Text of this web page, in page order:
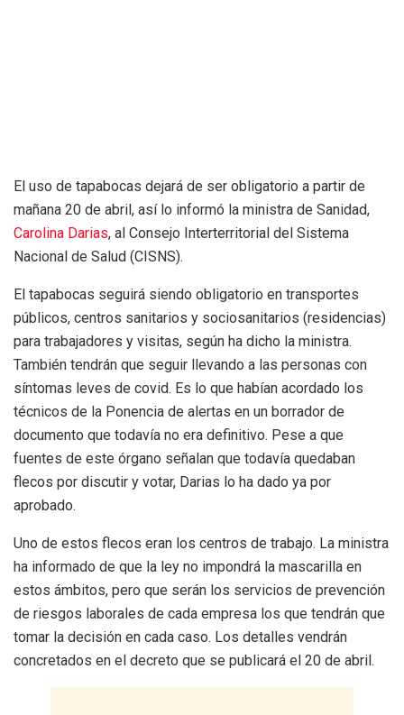
El uso de tapabocas dejará de ser obligatorio a partir de
mañana 20 de abril, así lo informó la ministra de Sanidad,
Carolina Darias, al Consejo Interterritorial del Sistema
Nacional de Salud (CISNS).
El tapabocas seguirá siendo obligatorio en transportes
públicos, centros sanitarios y sociosanitarios (residencias)
para trabajadores y visitas, según ha dicho la ministra.
También tendrán que seguir llevando a las personas con
síntomas leves de covid. Es lo que habían acordado los
técnicos de la Ponencia de alertas en un borrador de
documento que todavía no era definitivo. Pese a que
fuentes de este órgano señalan que todavía quedaban
flecos por discutir y votar, Darias lo ha dado ya por
aprobado.
Uno de estos flecos eran los centros de trabajo. La ministra
ha informado de que la ley no impondrá la mascarilla en
estos ámbitos, pero que serán los servicios de prevención
de riesgos laborales de cada empresa los que tendrán que
tomar la decisión en cada caso. Los detalles vendrán
concretados en el decreto que se publicará el 20 de abril.